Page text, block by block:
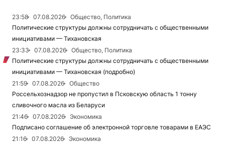
23:58 07.08.2026
Общество, Политика
Политические структуры должны сотрудничать с общественными
инициативами — Тихановская
23:33
07.08.2026
Общество, Политика
Политические структуры должны сотрудничать с общественными
инициативами — Тихановская (подробно)
21:59
07.08.2026
Общество
Россельхознадзор не пропустил в Псковскую область 1 тонну
сливочного масла из Беларуси
21:46
07.08.2026
Экономика
Подписано соглашение об электронной торговле товарами в ЕАЭС
21:16
07.08.2026
Экономика